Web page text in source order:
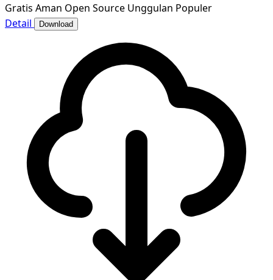
Gratis Aman Open Source Unggulan Populer
Detail
Download